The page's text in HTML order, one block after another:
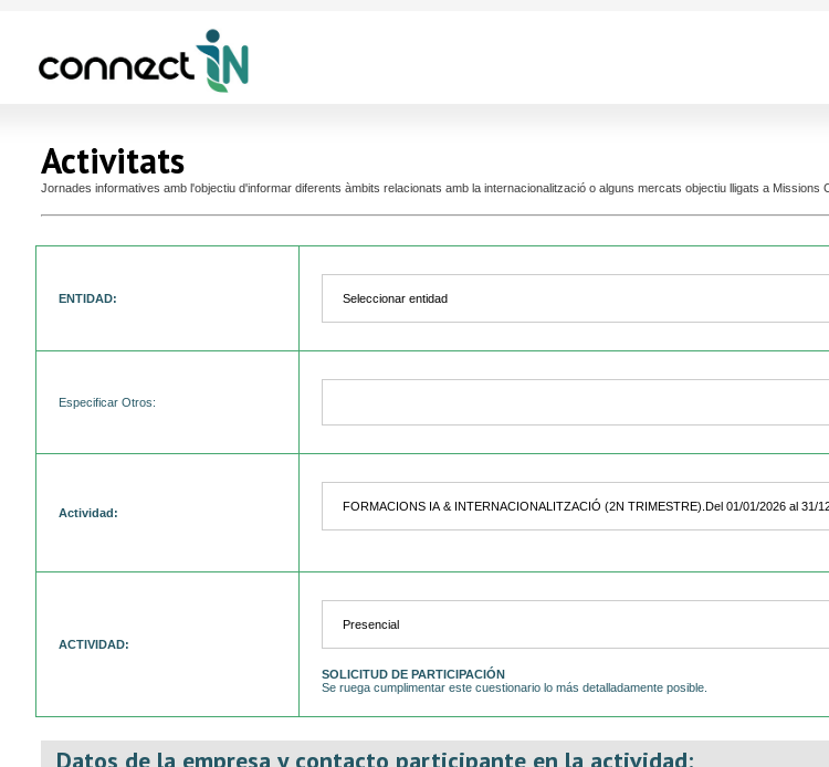
Activitats
Jornades informatives amb l'objectiu d'informar diferents àmbits relacionats amb la internacionalització o alguns mercats objectiu lligats a
ENTIDAD:
Especificar Otros:
Actividad:
ACTIVIDAD:
SOLICITUD DE PARTICIPACIÓN
Se ruega cumplimentar este cuestionario lo más detalladamente posible.
Datos de la empresa y contacto participante en la actividad: